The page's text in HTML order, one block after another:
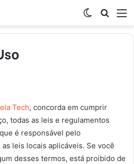
por
Switch
skin
Tech, concorda em cumprir
todas as leis e regulamentos
é responsável pelo
leis locais aplicáveis. Se você
desses termos, está proibido de